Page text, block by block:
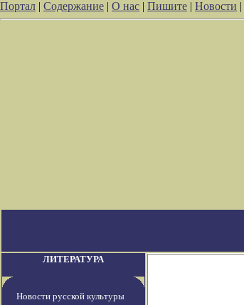
Портал | Содержание | О нас | Пишите | Новости |
ЛИТЕРАТУРА
Новости русской культуры